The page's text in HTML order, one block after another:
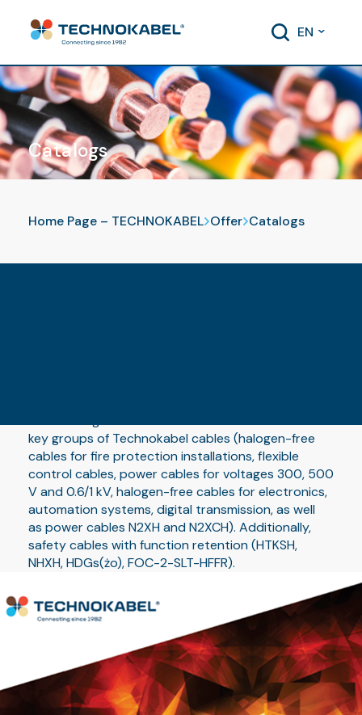
EN
Catalogs
Home Page – TECHNOKABEL Offer Catalogs
key groups of Technokabel cables (halogen-free
cables for fire protection installations, flexible
control cables, power cables for voltages 300, 500
V and 0.6/1 kV, halogen-free cables for electronics,
automation systems, digital transmission, as well
as power cables N2XH and N2XCH). Additionally,
safety cables with function retention (HTKSH,
NHXH, HDGs(żo), FOC-2-SLT-HFFR).